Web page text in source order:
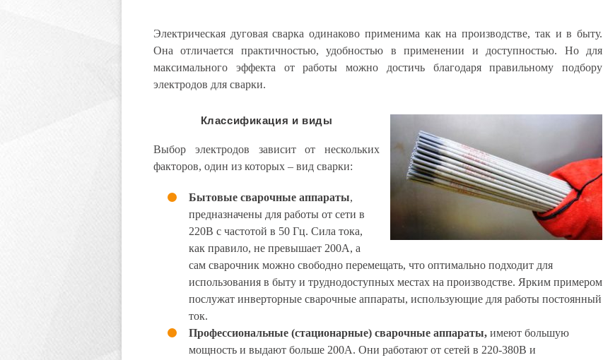
Электрическая дуговая сварка одинаково применима как на производстве, так и в быту.
Она отличается практичностью, удобностью в применении и доступностью. Но для
максимального эффекта от работы можно достичь благодаря правильному подбору
электродов для сварки.
Классификация и виды
Выбор электродов зависит от нескольких
факторов, один из которых – вид сварки:
Бытовые сварочные аппараты,
предназначены для работы от сети в
220В с частотой в 50 Гц. Сила тока,
как правило, не превышает 200А, а
сам сварочник можно свободно перемещать, что оптимально подходит для
использования в быту и труднодоступных местах на производстве. Ярким примером
послужат инверторные сварочные аппараты, использующие для работы постоянный
ток.
Профессиональные (стационарные) сварочные аппараты, имеют большую
мощность и выдают больше 200А. Они работают от сетей в 220-380В и